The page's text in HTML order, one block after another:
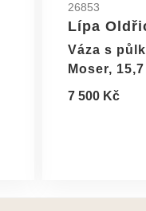
26853
Lípa
Váza s
Moser,
7 500 Kč